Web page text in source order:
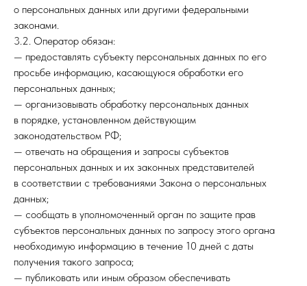
о персональных данных или другими федеральными
законами.
3.2. Оператор обязан:
— предоставлять субъекту персональных данных по его
просьбе информацию, касающуюся обработки его
персональных данных;
— организовывать обработку персональных данных
в порядке, установленном действующим
законодательством РФ;
— отвечать на обращения и запросы субъектов
персональных данных и их законных представителей
в соответствии с требованиями Закона о персональных
данных;
— сообщать в уполномоченный орган по защите прав
субъектов персональных данных по запросу этого органа
необходимую информацию в течение 10 дней с даты
получения такого запроса;
— публиковать или иным образом обеспечивать